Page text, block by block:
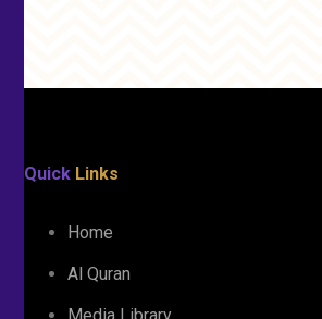
Quick Links
Home
Al Quran